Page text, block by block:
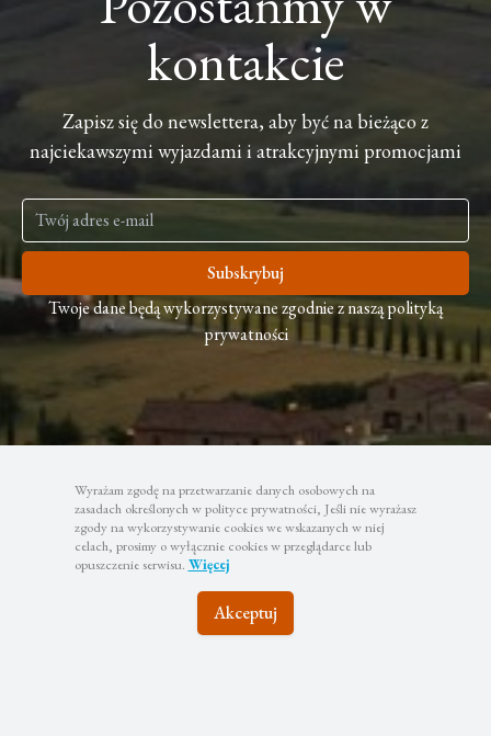
Wyrażam zgodę na przetwarzanie danych osobowych na
zasadach określonych w polityce prywatności, Jeśli nie wyrażasz
zgody na wykorzystywanie cookies we wskazanych w niej
celach, prosimy o wyłącznie cookies w przeglądarce lub
opuszczenie serwisu. Więcej
Akceptuj
kontakcie
Zapisz się do newslettera, aby być na bieżąco z
najciekawszymi wyjazdami i atrakcyjnymi promocjami
Subskrybuj
Twoje dane będą wykorzystywane zgodnie z naszą polityką
prywatności